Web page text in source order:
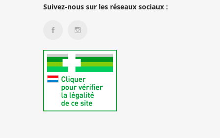
Suivez-nous sur les réseaux sociaux :